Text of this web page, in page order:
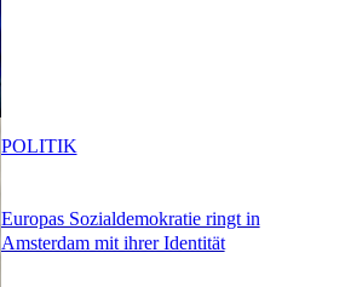
Europas Sozialdemokratie ringt in
Amsterdam mit ihrer Identität
POLITIK